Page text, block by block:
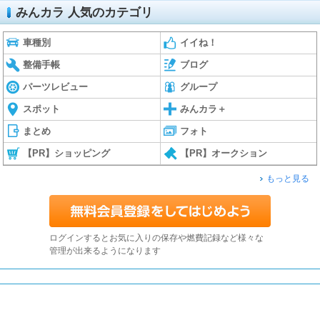
みんカラ 人気のカテゴリ
車種別 イイね！
整備手帳 ブログ
パーツレビュー グループ
スポット みんカラ＋
まとめ フォト
【PR】ショッピング 【PR】オークション
もっと見る
ログインするとお気に入りの保存や燃費記録など様々な
管理が出来るようになります